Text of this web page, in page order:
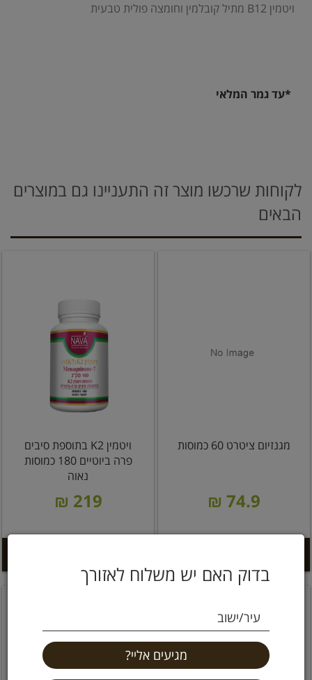
בדוק האם יש משלוח לאזורך
עיר/ישוב
ויטמין B12 מתיל קובלמין וחומצה פולית טבעית
*עד גמר המלאי
לקוחות שרכשו מוצר זה התעניינו גם במוצרים
הבאים
מגנזיום ציטרט 60 כמוסות
74.9 ₪
ויטמין K2 בתוספת סיבים
פרה ביוטיים 180 כמוסות
נאוה
219 ₪